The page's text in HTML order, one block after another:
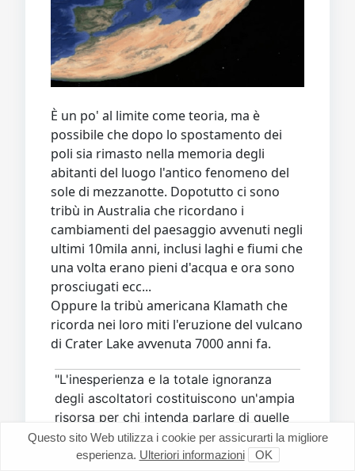
È un po' al limite come teoria, ma è
possibile che dopo lo spostamento dei
poli sia rimasto nella memoria degli
abitanti del luogo l'antico fenomeno del
sole di mezzanotte. Dopotutto ci sono
tribù in Australia che ricordano i
cambiamenti del paesaggio avvenuti negli
ultimi 10mila anni, inclusi laghi e fiumi che
una volta erano pieni d'acqua e ora sono
prosciugati ecc...
Oppure la tribù americana Klamath che
ricorda nei loro miti l'eruzione del vulcano
di Crater Lake avvenuta 7000 anni fa.
"L'inesperienza e la totale ignoranza
degli ascoltatori costituiscono un'ampia
risorsa per chi intenda parlare di quelle
cose sulle quali chi ascolta si trova in
siffatta condizione" ~Platone, Crizia
Questo sito Web utilizza i cookie per assicurarti la migliore
esperienza. Ulteriori informazioni OK